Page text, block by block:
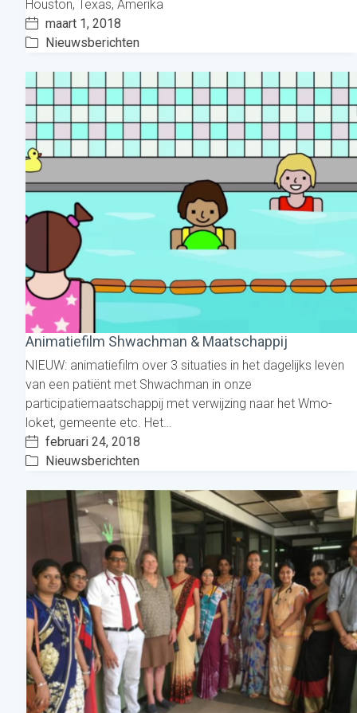
Houston, Texas, Amerika
maart 1, 2018
Nieuwsberichten
Animatiefilm Shwachman & Maatschappij
NIEUW: animatiefilm over 3 situaties in het dagelijks leven
van een patiënt met Shwachman in onze
participatiemaatschappij met verwijzing naar het Wmo-
loket, gemeente etc. Het…
februari 24, 2018
Nieuwsberichten